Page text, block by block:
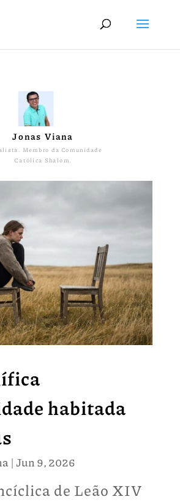
Jonas Viana
Membro da Comunidade
Católica Shalom.
habitada
| Jun 9, 2026
de Leão XIV